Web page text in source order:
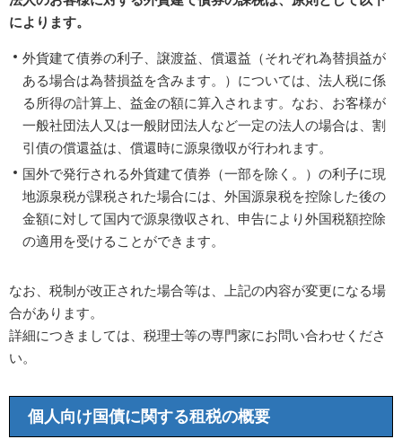
によります。
外貨建て債券の利子、譲渡益、償還益（それぞれ為替損益が
ある場合は為替損益を含みます。）については、法人税に係
る所得の計算上、益金の額に算入されます。なお、お客様が
一般社団法人又は一般財団法人など一定の法人の場合は、割
引債の償還益は、償還時に源泉徴収が行われます。
国外で発行される外貨建て債券（一部を除く。）の利子に現
地源泉税が課税された場合には、外国源泉税を控除した後の
金額に対して国内で源泉徴収され、申告により外国税額控除
の適用を受けることができます。
なお、税制が改正された場合等は、上記の内容が変更になる場
合があります。
詳細につきましては、税理士等の専門家にお問い合わせくださ
い。
個人向け国債に関する租税の概要